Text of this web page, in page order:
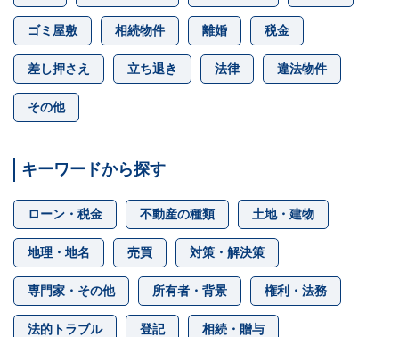
ゴミ屋敷 相続物件 離婚 税金
差し押さえ 立ち退き 法律 違法物件
その他
キーワードから探す
ローン・税金 不動産の種類 土地・建物
地理・地名 売買 対策・解決策
専門家・その他 所有者・背景 権利・法務
法的トラブル 登記 相続・贈与